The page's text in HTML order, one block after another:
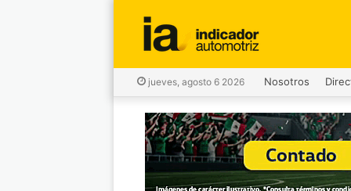
jueves, agosto 6 2026 Nosotros